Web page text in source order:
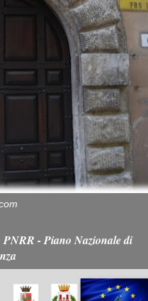
- Piano Nazionale di